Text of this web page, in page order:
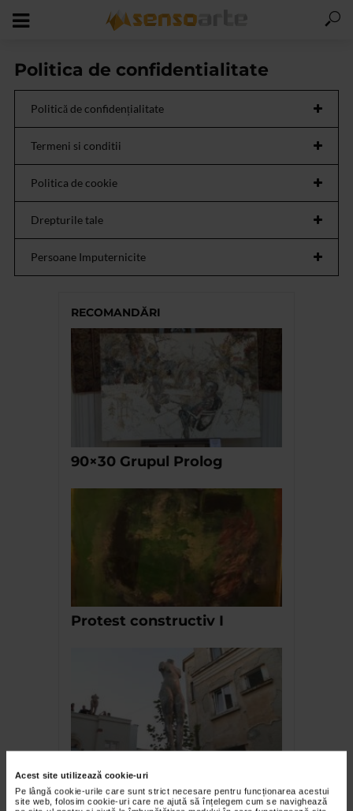
Acest site utilizează cookie-uri
Pe lângă cookie-urile care sunt strict necesare pentru funcționarea acestui
site web, folosim cookie-uri care ne ajută să înțelegem cum se navighează
Politica de confidentialitate
Politică de confidențialitate
Termeni si conditii
Politica de cookie
Drepturile tale
Persoane Imputernicite
RECOMANDĂRI
90×30 Grupul Prolog
Protest constructiv I
Perspectiva si (i) LOVE ME,
la Galeria Aiurart